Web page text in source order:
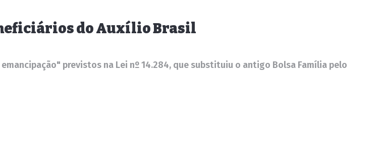
do Auxílio Brasil
previstos na Lei nº 14.284, que substituiu o antigo Bolsa Família pelo